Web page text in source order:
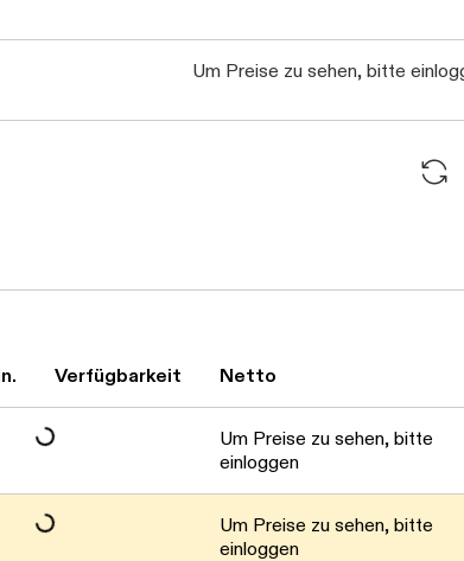
Um Preise zu sehen, bitte
Verfügbarkeit Netto
Daten werden geladen. Bitte warten...
Um Preise zu sehen, bitte
einloggen
Daten werden geladen. Bitte warten...
Um Preise zu sehen, bitte
einloggen